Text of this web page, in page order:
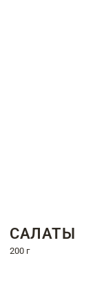
САЛАТЫ
200 г